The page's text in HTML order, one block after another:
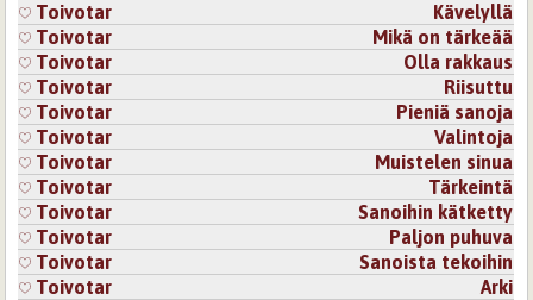
Toivotar
Kävelyllä
Toivotar
Mikä on tärkeää
Toivotar
Olla rakkaus
Toivotar
Riisuttu
Toivotar
Pieniä sanoja
Toivotar
Valintoja
Toivotar
Muistelen sinua
Toivotar
Tärkeintä
Toivotar
Sanoihin kätketty
Toivotar
Paljon puhuva
Toivotar
Sanoista tekoihin
Toivotar
Arki